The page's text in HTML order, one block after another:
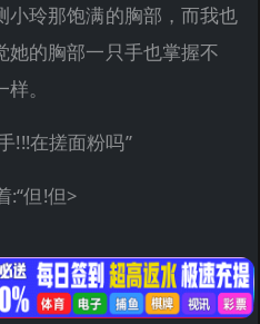
小玲那饱满的胸部，而我也
的胸部一只手也掌握不
。
!!!在搓面粉吗”
:“但!但>